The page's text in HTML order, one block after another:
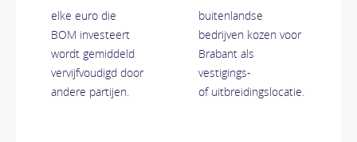
elke euro die
BOM investeert
wordt gemiddeld
vervijfvoudigd door
andere partijen.
buitenlandse
bedrijven kozen voor
Brabant als
vestigings-
of uitbreidingslocatie.